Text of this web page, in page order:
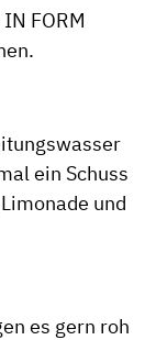
FORM
ein Schuss
und
es gern roh